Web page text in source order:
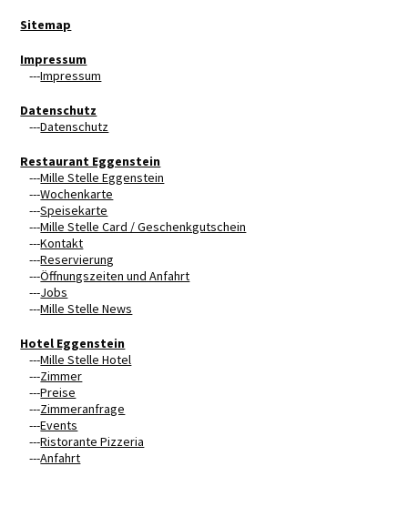
Sitemap
Impressum
---Impressum
Datenschutz
---Datenschutz
Restaurant Eggenstein
---Mille Stelle Eggenstein
---Wochenkarte
---Speisekarte
---Mille Stelle Card / Geschenkgutschein
---Kontakt
---Reservierung
---Öffnungszeiten und Anfahrt
---Jobs
---Mille Stelle News
Hotel Eggenstein
---Mille Stelle Hotel
---Zimmer
---Preise
---Zimmeranfrage
---Events
---Ristorante Pizzeria
---Anfahrt